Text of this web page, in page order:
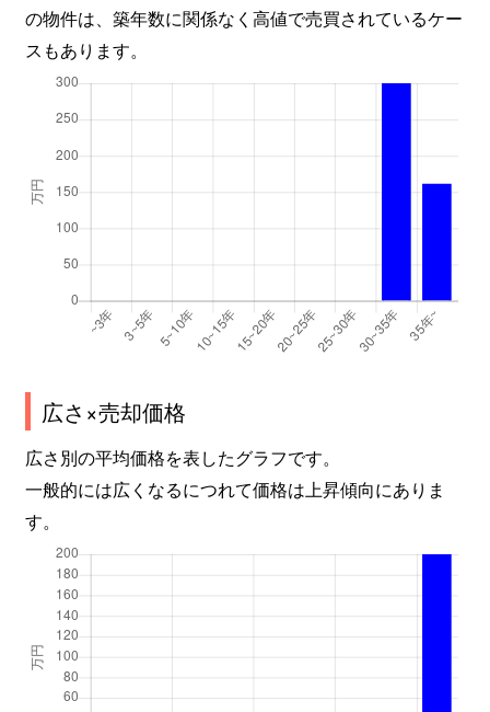
の物件は、築年数に関係なく高値で売買されているケー
スもあります。
広さ×売却価格
広さ別の平均価格を表したグラフです。
一般的には広くなるにつれて価格は上昇傾向にありま
す。